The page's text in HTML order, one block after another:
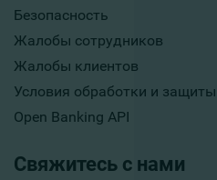
Безопасность
Жалобы сотрудников
Жалобы клиентов
Условия обработки и
Open Banking API
Свяжитесь с нами